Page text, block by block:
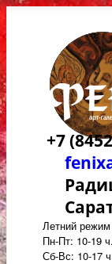
+7
Летний
Пн-Пт: 10-19 ч.
Сб-Вс: 10-17